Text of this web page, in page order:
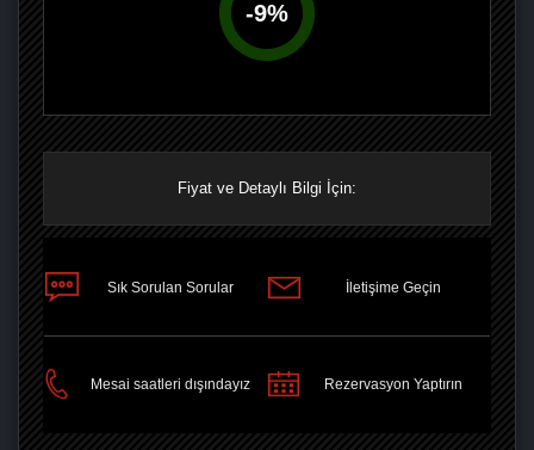
-9%
Fiyat ve Detaylı Bilgi İçin:
Sık Sorulan Sorular İletişime Geçin
Mesai saatleri dışındayız Rezervasyon Yaptırın